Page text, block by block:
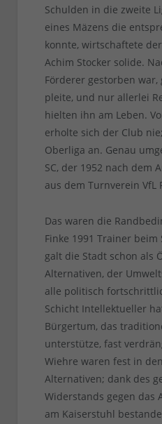
Schulden in die zweite
eines Mäzens die
konnte, wirtschaftete
Achim Stocker solide.
Förderer gestorben war,
pleite, und nur allerlei
hielten ihn am Leben.
erholte sich der Club
Oberliga an. Genau
SC, der 1952 nach dem
aus dem Turnverein VfL
Das waren die
Finke 1991 Trainer beim
galt die Stadt schon als
Alternativen, der
alle politisch
Schicht Intellektueller
Bürgertum, das
unterstütze, fast
Wiehre waren fest in
Alternativen; dank des
Widerstands gegen das
am Kaiserstuhl